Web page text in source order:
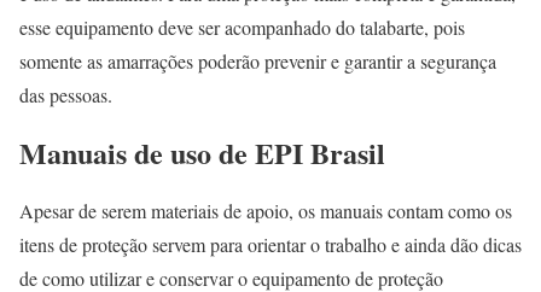
esse equipamento deve ser acompanhado do talabarte, pois
somente as amarrações poderão prevenir e garantir a segurança
das pessoas.
Manuais de uso de EPI Brasil
Apesar de serem materiais de apoio, os manuais contam como os
itens de proteção servem para orientar o trabalho e ainda dão dicas
de como utilizar e conservar o equipamento de proteção